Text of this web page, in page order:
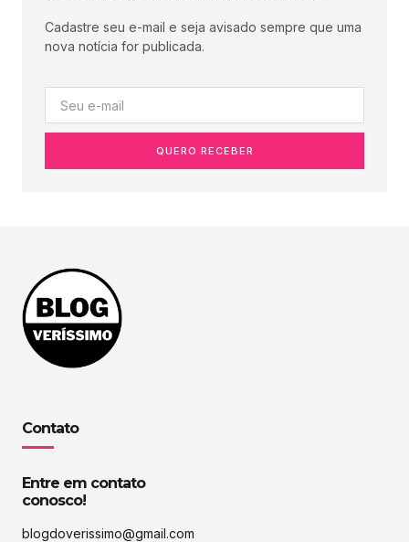
Cadastre seu e-mail e seja avisado sempre que uma
nova notícia for publicada.
QUERO RECEBER
Contato
Entre em contato
conosco!
blogdoverissimo@gmail.com